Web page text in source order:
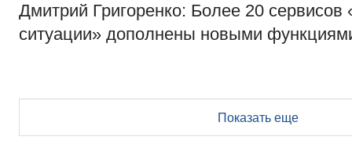
Дмитрий Григоренко: Более 20 сервисов
ситуации» дополнены новыми
Показать еще